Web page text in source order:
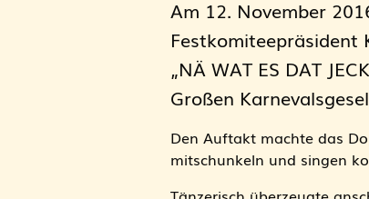
Am 12. November
Festkomiteepräsident
„NÄ WAT ES DAT
Großen
Den Auftakt machte das
mitschunkeln und singen